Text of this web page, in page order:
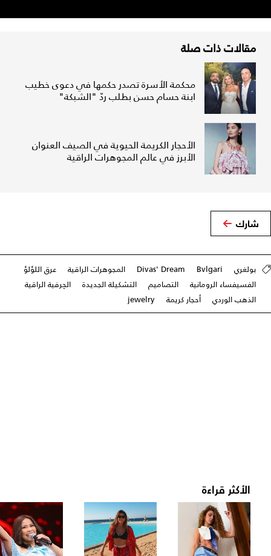
مقالات ذات صلة
محكمة الأسرة تصدر حكمها في دعوى خطيب
ابنة حسام حسن بطلب ردّ "الشبكة"
الأحجار الكريمة الحيوية في الصيف العنوان
الأبرز في عالم المجوهرات الراقية
شارك
بولغري Bvlgari
Divas' Dream المجوهرات الراقية
عرق اللؤلؤ
الفسيفساء الرومانية
التصاميم التشكيلة الجديدة
الحِرفية الراقية
الذهب الوردي
أحجار كريمة jewelry
الأكثر قراءة